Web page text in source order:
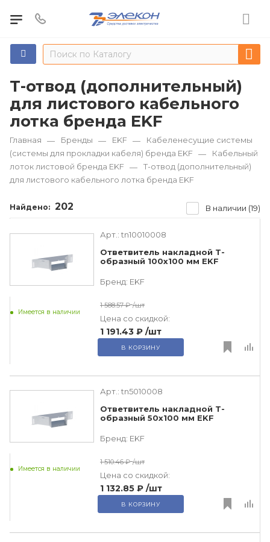
Т-отвод (дополнительный)
для листового кабельного
лотка бренда EKF
Главная — Бренды — EKF —
Кабеленесущие системы
(системы для прокладки кабеля) бренда EKF —
Кабельный
лоток листовой бренда EKF —
Т-отвод (дополнительный)
для листового кабельного лотка бренда EKF
Найдено: 202 В наличии (19)
Арт.: tn10010008
Ответвитель накладной Т-
образный 100х100 мм EKF
Бренд: EKF
Имеется в наличии
1 588.57 ₽ /шт
Цена со скидкой:
1 191.43 ₽ /шт
В КОРЗИНУ
Арт.: tn5010008
Ответвитель накладной Т-
образный 50х100 мм EKF
Бренд: EKF
Имеется в наличии
1 510.46 ₽ /шт
Цена со скидкой:
1 132.85 ₽ /шт
В КОРЗИНУ